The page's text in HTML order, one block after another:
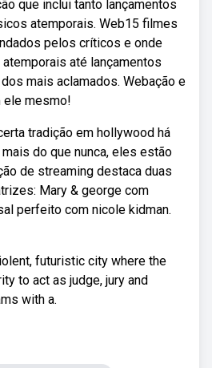
que inclui tanto lançamentos
atemporais. Web15 filmes
pelos críticos e onde
até lançamentos
mais aclamados. Webação e
ele mesmo!
tradição em hollywood há
do que nunca, eles estão
de streaming destaca duas
Mary & george com
perfeito com nicole kidman.
futuristic city where the
to act as judge, jury and
with a.